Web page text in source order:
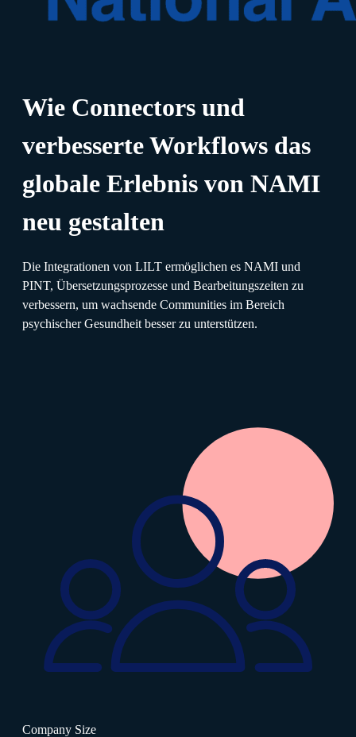
Wie Connectors und
verbesserte Workflows das
globale Erlebnis von NAMI
neu gestalten
Die Integrationen von LILT ermöglichen es NAMI und
PINT, Übersetzungsprozesse und Bearbeitungszeiten zu
verbessern, um wachsende Communities im Bereich
psychischer Gesundheit besser zu unterstützen.
Company Size